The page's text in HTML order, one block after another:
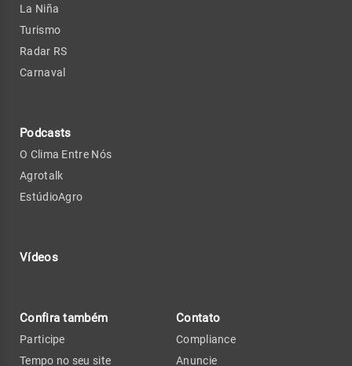
La Niña
Turismo
Radar RS
Carnaval
Podcasts
O Clima Entre Nós
Agrotalk
EstúdioAgro
Vídeos
Confira também
Participe
Tempo no seu site
Contato
Compliance
Anuncie